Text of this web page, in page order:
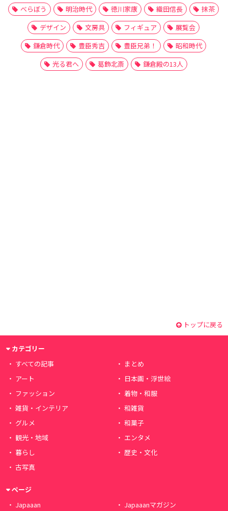
べらぼう
明治時代 徳川家康 織田信長
抹茶
デザイン
文房具 フィギュア
展覧会
鎌倉時代
豊臣秀吉 豊臣兄弟！
昭和時代
光る君へ
葛飾北斎 鎌倉殿の13人
トップに戻る
カテゴリー
すべての記事
まとめ
アート
日本画・浮世絵
ファッション
着物・和服
雑貨・インテリア
和雑貨
グルメ
和菓子
観光・地域
エンタメ
暮らし
歴史・文化
古写真
ページ
Japaaan
Japaaanマガジン